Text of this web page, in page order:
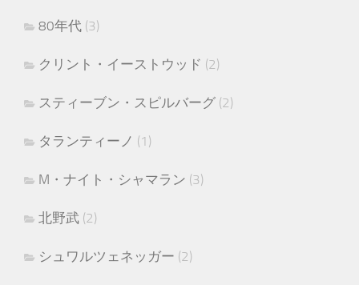
80年代 (3)
クリント・イーストウッド (2)
スティーブン・スピルバーグ (2)
タランティーノ (1)
M・ナイト・シャマラン (3)
北野武 (2)
シュワルツェネッガー (2)